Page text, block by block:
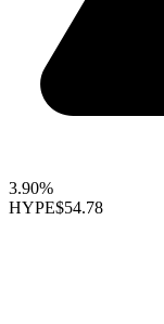
3.90%
HYPE$54.78